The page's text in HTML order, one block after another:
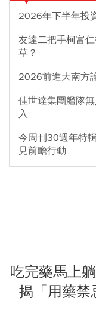
2026年下半年投
友達二把手柯富
草？
2026前進大南方
佳世達集團艦隊
入
今周刊30週年特
見前瞻行動
吃完藥馬上
揭「用藥禁